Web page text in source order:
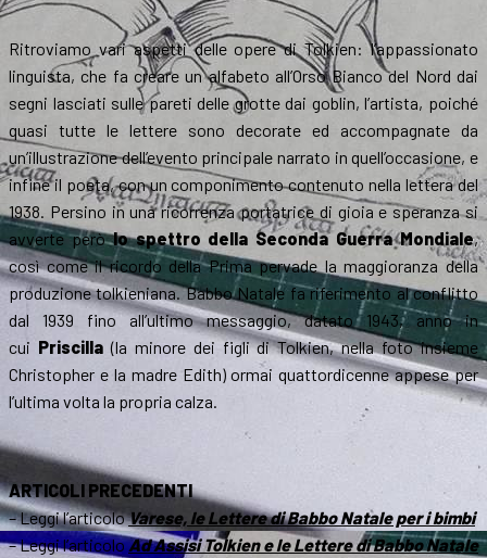
Ritroviamo vari aspetti delle opere di Tolkien: l’appassionato
linguista, che fa creare un alfabeto all’Orso Bianco del Nord dai
segni lasciati sulle pareti delle grotte dai goblin, l’artista, poiché
quasi tutte le lettere sono decorate ed accompagnate da
un’illustrazione dell’evento principale narrato in quell’occasione, e
infine il poeta, con un componimento contenuto nella lettera del
1938. Persino in una ricorrenza portatrice di gioia e speranza si
avverte peròlo spettro della Seconda Guerra Mondiale,
così come il ricordo della Prima pervade la maggioranza della
produzione tolkieniana. Babbo Natale fa riferimento al conflitto
dal 1939 fino all’ultimo messaggio, datato 1943, anno in
cui Priscilla(la minore dei figli di Tolkien, nella foto insieme
Christopher e la madre Edith) ormai quattordicenne appese per
l’ultima volta la propria calza.
ARTICOLI PRECEDENTI
– Leggi l’articoloVarese, le Lettere di Babbo Natale per i bimbi
– Leggi l’articoloAd Assisi Tolkien e le Lettere di Babbo Natale